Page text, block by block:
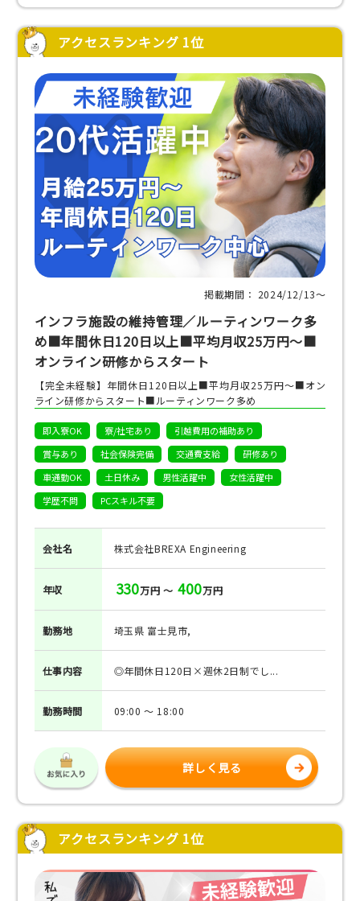
アクセスランキング 1位
掲載期間： 2024/12/13〜
インフラ施設の維持管理／ルーティンワーク多
め■年間休日120日以上■平均月収25万円～■
オンライン研修からスタート
【完全未経験】年間休日120日以上■平均月収25万円～■オン
ライン研修からスタート■ルーティンワーク多め
即入寮OK 寮/社宅あり
引越費用の補助あり
賞与あり
社会保険完備 交通費支給
研修あり
車通勤OK
土日休み 男性活躍中
女性活躍中
学歴不問
PCスキル不要
会社名 株式会社BREXA Engineering
年収 330万円 ～ 400万円
勤務地 埼玉県 富士見市,
仕事内容 ◎年間休日120日×週休2日制でし...
勤務時間 09:00 ～ 18:00
詳しく見る
アクセスランキング 1位